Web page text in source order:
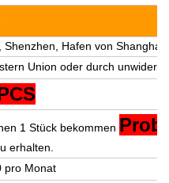
Shenzhen, Hafen von
Union oder durch
1 Stück bekommen
erhalten.
pro Monat